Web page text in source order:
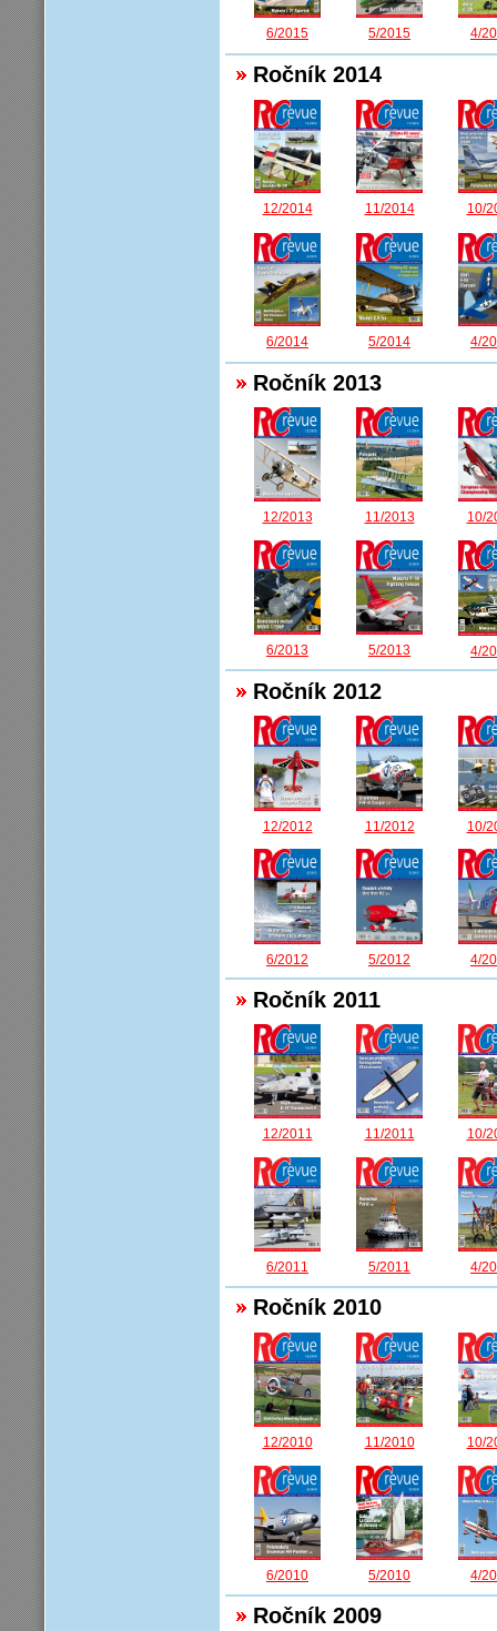
6/2015 5/2015 4/
Ročník 2014
12/2014 11/2014 10/
6/2014 5/2014 4/
Ročník 2013
12/2013 11/2013 10/
6/2013 5/2013 4/
Ročník 2012
12/2012 11/2012 10/
6/2012 5/2012 4/
Ročník 2011
12/2011 11/2011 10/
6/2011 5/2011 4/
Ročník 2010
12/2010 11/2010 10/
6/2010 5/2010 4/
Ročník 2009